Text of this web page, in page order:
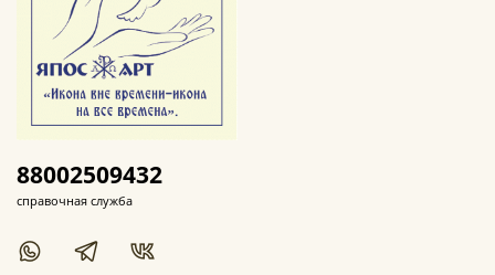
88002509432
справочная служба